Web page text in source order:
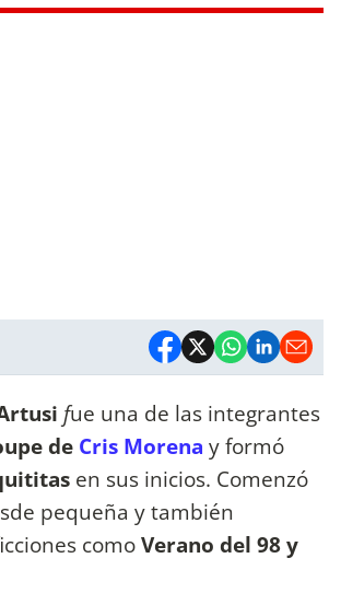
fue una de las integrantes
de Cris Morena y formó
en sus inicios. Comenzó
pequeña y también
comoVerano del 98 y